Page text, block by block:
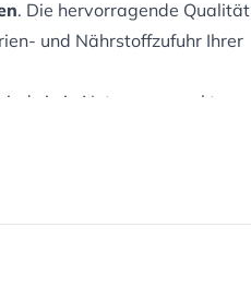
. Die hervorragende Qualität
und Nährstoffzufuhr Ihrer
sie in Netzen verpackt, was
zu wünschen übrig. Unsere
entwickelt